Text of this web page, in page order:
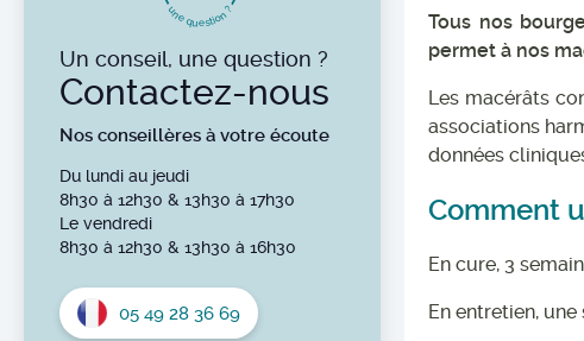
unequestion?
Un conseil, une question ?
Contactez-nous
Nos conseillères à votre écoute
Du lundi au jeudi
8h30 à 12h30 & 13h30 à 17h30
Le vendredi
8h30 à 12h30 & 13h30 à 16h30
05 49 28 36 69
Tous nos
permet à nos
Les macérâts
associations
données
Comment
En cure, 3
En entretien, une